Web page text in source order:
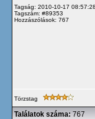
Tagság: 2010-10-17 08:57:28
Tagszám: #89353
Hozzászólások: 767
Törzstag
Találatok száma: 767